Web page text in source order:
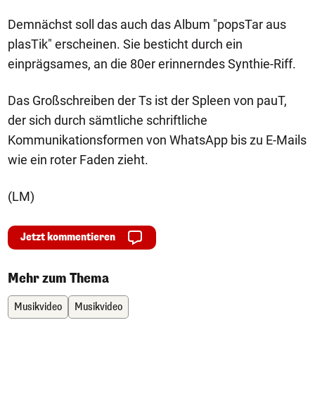
Demnächst soll das auch das Album "popsTar aus
plasTik" erscheinen. Sie besticht durch ein
einprägsames, an die 80er erinnerndes Synthie-Riff.
Das Großschreiben der Ts ist der Spleen von pauT,
der sich durch sämtliche schriftliche
Kommunikationsformen von WhatsApp bis zu E-Mails
wie ein roter Faden zieht.
(LM)
Jetzt kommentieren
Mehr zum Thema
Musikvideo Musikvideo